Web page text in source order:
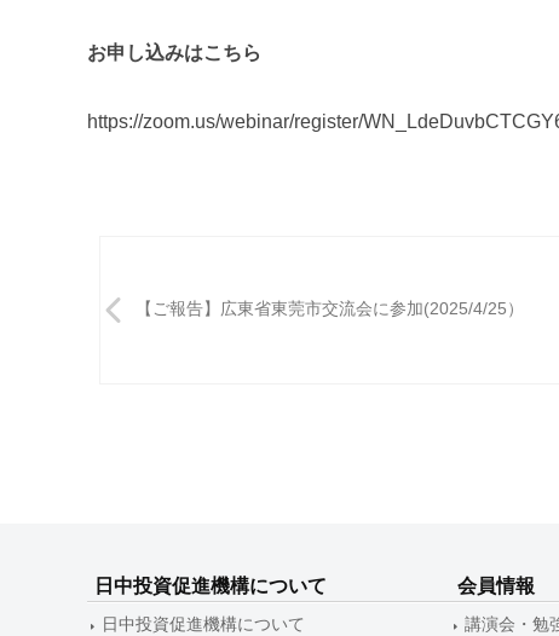
お申し込みはこちら
https://zoom.us/webinar/register/
稿
ン
【ご報告】広東省東莞市交流会に参加(2025/4/25）
日中投資促進機構について
日中投資促進機構について
会員情報
講演会・勉